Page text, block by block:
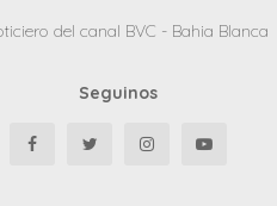
del canal BVC - Bahia Blanca
Seguinos